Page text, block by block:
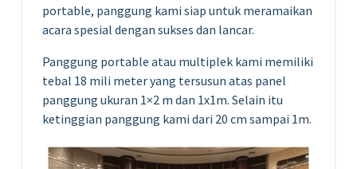
portable, panggung kami siap untuk meramaikan
acara spesial dengan sukses dan lancar.
Panggung portable atau multiplek kami memiliki
tebal 18 mili meter yang tersusun atas panel
panggung ukuran 1×2 m dan 1x1m. Selain itu
ketinggian panggung kami dari 20 cm sampai 1m.